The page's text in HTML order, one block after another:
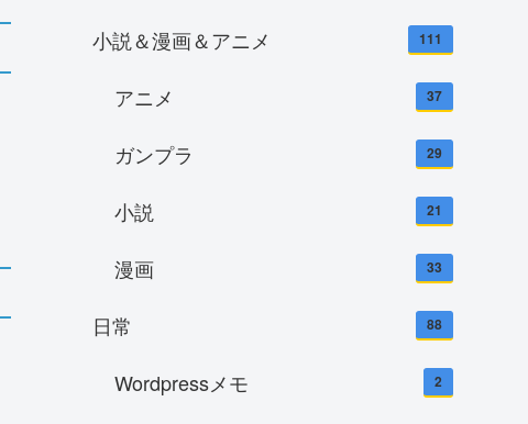
小説＆漫画＆アニメ 111
アニメ 37
ガンプラ 29
小説 21
漫画 33
日常 88
Wordpressメモ 2